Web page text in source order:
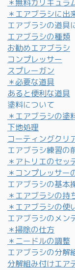
＊無料カリキュラ
＊エアブラシに出
エアブラシの道具
エアブラシの種類
お勧めエアブラシ
コンプレッサー
スプレーガン
＊必要な道具
あると便利な道具
塗料について
＊エアブラシの塗
下地処理
コーティングクリ
エアブラシ練習の
＊アトリエのセッ
＊コンプレッサー
エアブラシの基本
＊エアブラシの持
＊エアブラシの使
エアブラシのメン
＊掃除の仕方
＊ニードルの調整
エアブラシの分解
分解組み付けエア